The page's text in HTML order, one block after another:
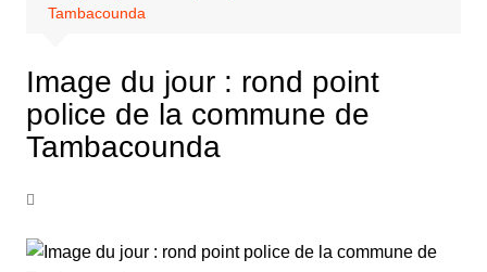
Tambacounda
Image du jour : rond point
police de la commune de
Tambacounda